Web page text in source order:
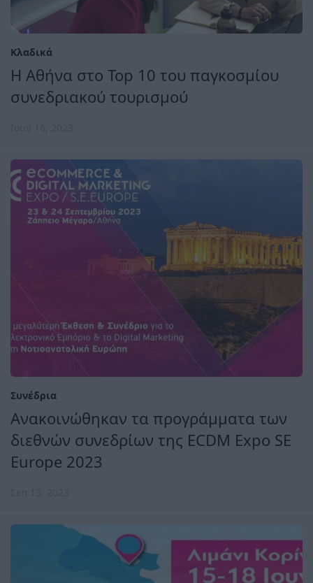
Κλαδικά
Η Αθήνα στο Top 10 του παγκοσμίου
συνεδριακού τουρισμού
Συνέδρια
Ανακοινώθηκαν τα προγράμματα των
διεθνών συνεδρίων της ECDM Expo SE
Europe 2023